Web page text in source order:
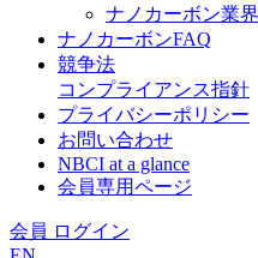
ナノカーボン業
ナノカーボンFAQ
競争法
コンプライアンス指針
プライバシーポリシー
お問い合わせ
NBCI at a glance
会員専用ページ
会員 ログイン